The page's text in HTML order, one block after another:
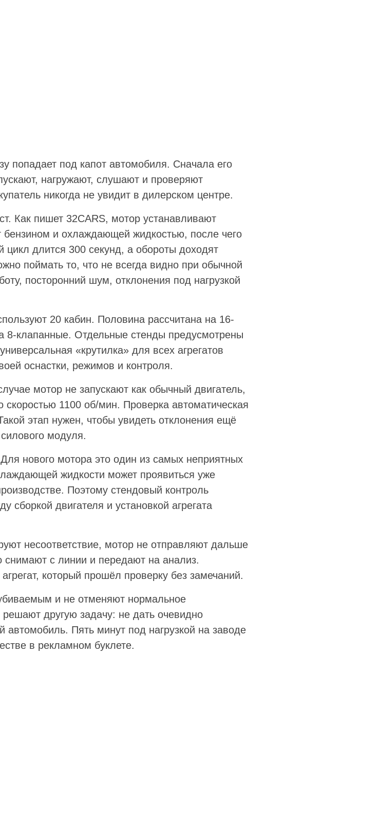
попадает под капот автомобиля. Сначала его
нагружают, слушают и проверяют
никогда не увидит в дилерском центре.
Как пишет 32CARS, мотор устанавливают
бензином и охлаждающей жидкостью, после чего
длится 300 секунд, а обороты доходят
поймать то, что не всегда видно при обычной
посторонний шум, отклонения под нагрузкой
20 кабин. Половина рассчитана на 16-
8-клапанные. Отдельные стенды предусмотрены
«крутилка» для всех агрегатов
оснастки, режимов и контроля.
мотор не запускают как обычный двигатель,
1100 об/мин. Проверка автоматическая
этап нужен, чтобы увидеть отклонения ещё
модуля.
нового мотора это один из самых неприятных
жидкости может проявиться уже
Поэтому стендовый контроль
сборкой двигателя и установкой агрегата
несоответствие, мотор не отправляют дальше
снимают с линии и передают на анализ.
который прошёл проверку без замечаний.
и не отменяют нормальное
другую задачу: не дать очевидно
Пять минут под нагрузкой на заводе
в рекламном буклете.